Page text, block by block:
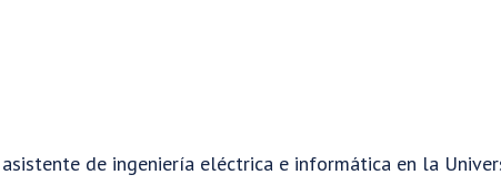
asistente de ingeniería eléctrica e informática en la